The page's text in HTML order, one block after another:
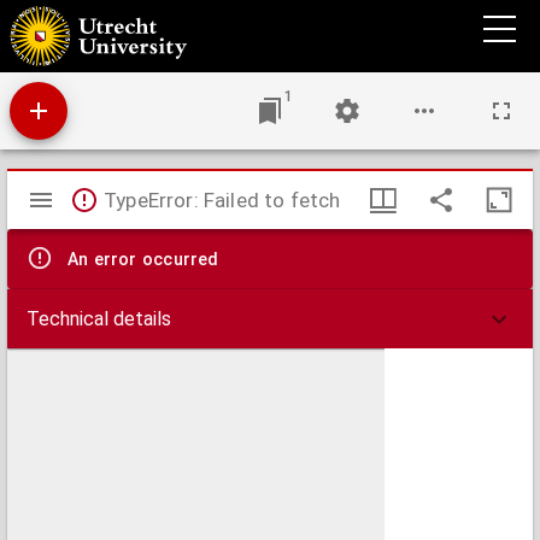
Alphonsus-boekje : lezingen, overwegingen en gebeden ten dienste der vereerders van
den heiligen ordestichter, bisschop en kerkleeraar Alphonsus Maria de Liguori. Alsmede
eene verzameling van gebeden, door den heilige zelven opgesteld
1
Mirador
viewer
TypeError: Failed to fetch
An error occurred
Technical details